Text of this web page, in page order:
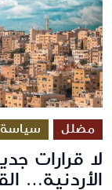
مضلل سياسة
لا قرارات
الأردنية…